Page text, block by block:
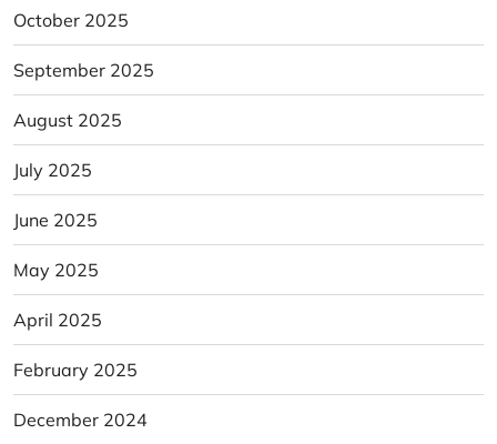
October 2025
September 2025
August 2025
July 2025
June 2025
May 2025
April 2025
February 2025
December 2024